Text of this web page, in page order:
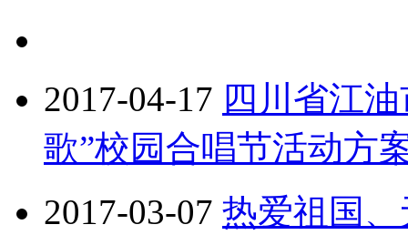
2017-04-17 四川省江
歌”校园合唱节活动方
2017-03-07 热爱祖国